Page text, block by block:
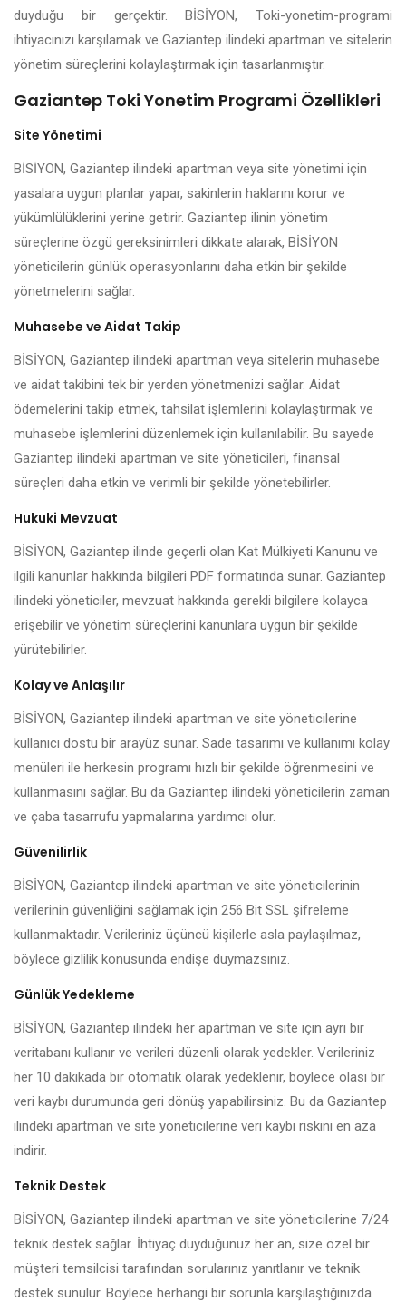
duyduğu bir gerçektir. BİSİYON, Toki-yonetim-programi
ihtiyacınızı karşılamak ve Gaziantep ilindeki apartman ve sitelerin
yönetim süreçlerini kolaylaştırmak için tasarlanmıştır.
Gaziantep Toki Yonetim Programi Özellikleri
Site Yönetimi
BİSİYON, Gaziantep ilindeki apartman veya site yönetimi için
yasalara uygun planlar yapar, sakinlerin haklarını korur ve
yükümlülüklerini yerine getirir. Gaziantep ilinin yönetim
süreçlerine özgü gereksinimleri dikkate alarak, BİSİYON
yöneticilerin günlük operasyonlarını daha etkin bir şekilde
yönetmelerini sağlar.
Muhasebe ve Aidat Takip
BİSİYON, Gaziantep ilindeki apartman veya sitelerin muhasebe
ve aidat takibini tek bir yerden yönetmenizi sağlar. Aidat
ödemelerini takip etmek, tahsilat işlemlerini kolaylaştırmak ve
muhasebe işlemlerini düzenlemek için kullanılabilir. Bu sayede
Gaziantep ilindeki apartman ve site yöneticileri, finansal
süreçleri daha etkin ve verimli bir şekilde yönetebilirler.
Hukuki Mevzuat
BİSİYON, Gaziantep ilinde geçerli olan Kat Mülkiyeti Kanunu ve
ilgili kanunlar hakkında bilgileri PDF formatında sunar. Gaziantep
ilindeki yöneticiler, mevzuat hakkında gerekli bilgilere kolayca
erişebilir ve yönetim süreçlerini kanunlara uygun bir şekilde
yürütebilirler.
Kolay ve Anlaşılır
BİSİYON, Gaziantep ilindeki apartman ve site yöneticilerine
kullanıcı dostu bir arayüz sunar. Sade tasarımı ve kullanımı kolay
menüleri ile herkesin programı hızlı bir şekilde öğrenmesini ve
kullanmasını sağlar. Bu da Gaziantep ilindeki yöneticilerin zaman
ve çaba tasarrufu yapmalarına yardımcı olur.
Güvenilirlik
BİSİYON, Gaziantep ilindeki apartman ve site yöneticilerinin
verilerinin güvenliğini sağlamak için 256 Bit SSL şifreleme
kullanmaktadır. Verileriniz üçüncü kişilerle asla paylaşılmaz,
böylece gizlilik konusunda endişe duymazsınız.
Günlük Yedekleme
BİSİYON, Gaziantep ilindeki her apartman ve site için ayrı bir
veritabanı kullanır ve verileri düzenli olarak yedekler. Verileriniz
her 10 dakikada bir otomatik olarak yedeklenir, böylece olası bir
veri kaybı durumunda geri dönüş yapabilirsiniz. Bu da Gaziantep
ilindeki apartman ve site yöneticilerine veri kaybı riskini en aza
indirir.
Teknik Destek
BİSİYON, Gaziantep ilindeki apartman ve site yöneticilerine 7/24
teknik destek sağlar. İhtiyaç duyduğunuz her an, size özel bir
müşteri temsilcisi tarafından sorularınız yanıtlanır ve teknik
destek sunulur. Böylece herhangi bir sorunla karşılaştığınızda